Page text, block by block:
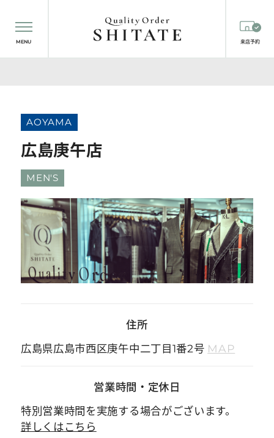
MENU 来店予約
AOYAMA
広島庚午店
MEN'S
住所
広島県広島市西区庚午中二丁目1番2号 MAP
営業時間 ・ 定休日
特別営業時間を実施する場合がございます。
詳しくはこちら